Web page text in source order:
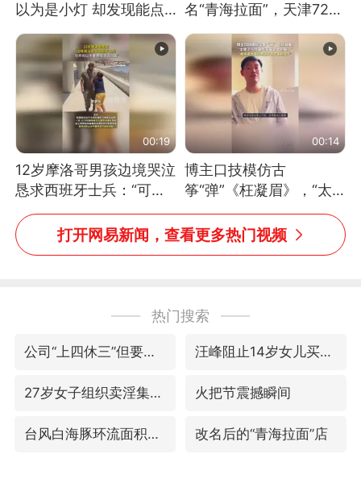
以为是小灯 却发现能点
燃香烟 当事人：已报警
处理
名“青海拉面”，天津72家
面馆已集体更换招牌
00:19
12岁摩洛哥男孩边境哭泣
恳求西班牙士兵：“可不
可以不要把我遣返回国”
00:14
博主口技模仿古
筝“弹”《枉凝眉》，“太
像了～你是吃古筝长大的
吗？”“或将成为首位考级
不带古筝的选手。”（来
打开网易新闻，查看更多热门视频
热门搜索
公司“上四休三”但要降薪1000元 汪峰阻止14岁女儿买大牌
27岁女子组织卖淫集团被悬赏通缉 火把节震撼瞬间
台风白海豚环流面积近似13个浙江 改名后的“青海拉面”店